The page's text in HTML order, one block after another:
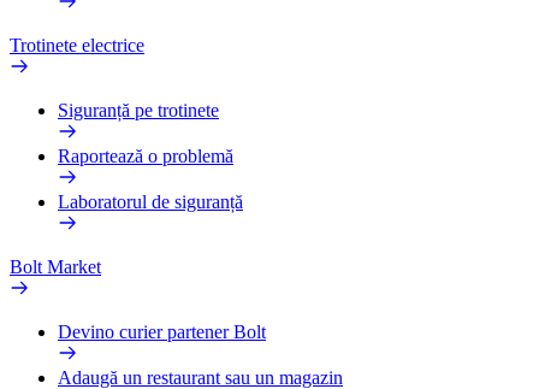
Trotinete electrice
Siguranță pe trotinete
Raportează o problemă
Laboratorul de siguranță
Bolt Market
Devino curier partener Bolt
Adaugă un restaurant sau un magazin